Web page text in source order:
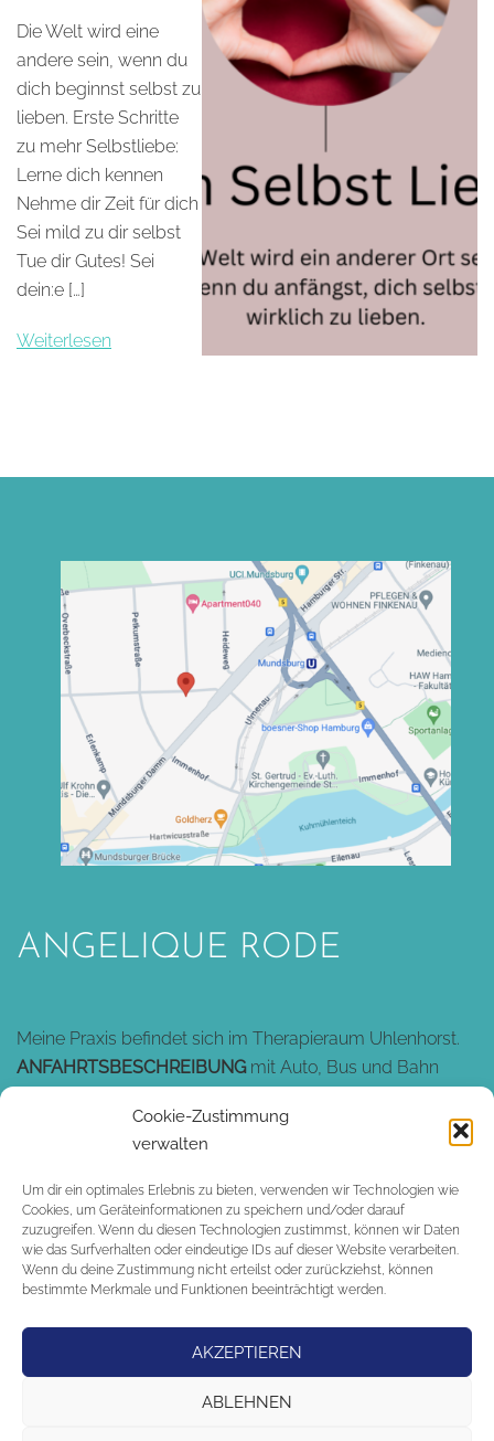
Cookie-Zustimmung
verwalten
Um dir ein optimales Erlebnis zu bieten, verwenden wir Technologien wie
Cookies, um Geräteinformationen zu speichern und/oder darauf
zuzugreifen. Wenn du diesen Technologien zustimmst, können wir Daten
wie das Surfverhalten oder eindeutige IDs auf dieser Website verarbeiten.
Wenn du deine Zustimmung nicht erteilst oder zurückziehst, können
bestimmte Merkmale und Funktionen beeinträchtigt werden.
AKZEPTIEREN
ABLEHNEN
Die Welt wird eine
andere sein, wenn du
dich beginnst selbst zu
lieben. Erste Schritte
zu mehr Selbstliebe:
Lerne dich kennen
Nehme dir Zeit für dich
Sei mild zu dir selbst
Tue dir Gutes! Sei
dein:e […]
Weiterlesen
ANGELIQUE RODE
Meine Praxis befindet sich im Therapieraum Uhlenhorst.
ANFAHRTSBESCHREIBUNG mit Auto, Bus und Bahn
Melde dichHIER zu meinem Newsletter an!
DATENSCHUTZ